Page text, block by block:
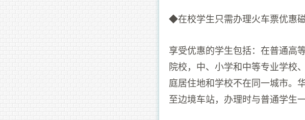
◆在校学生只需办理火车票优惠磁
享受优惠的学生包括：在普通高
院校，中、小学和中等专业学校
庭居住地和学校不在同一城市。
至边境车站，办理时与普通学生一